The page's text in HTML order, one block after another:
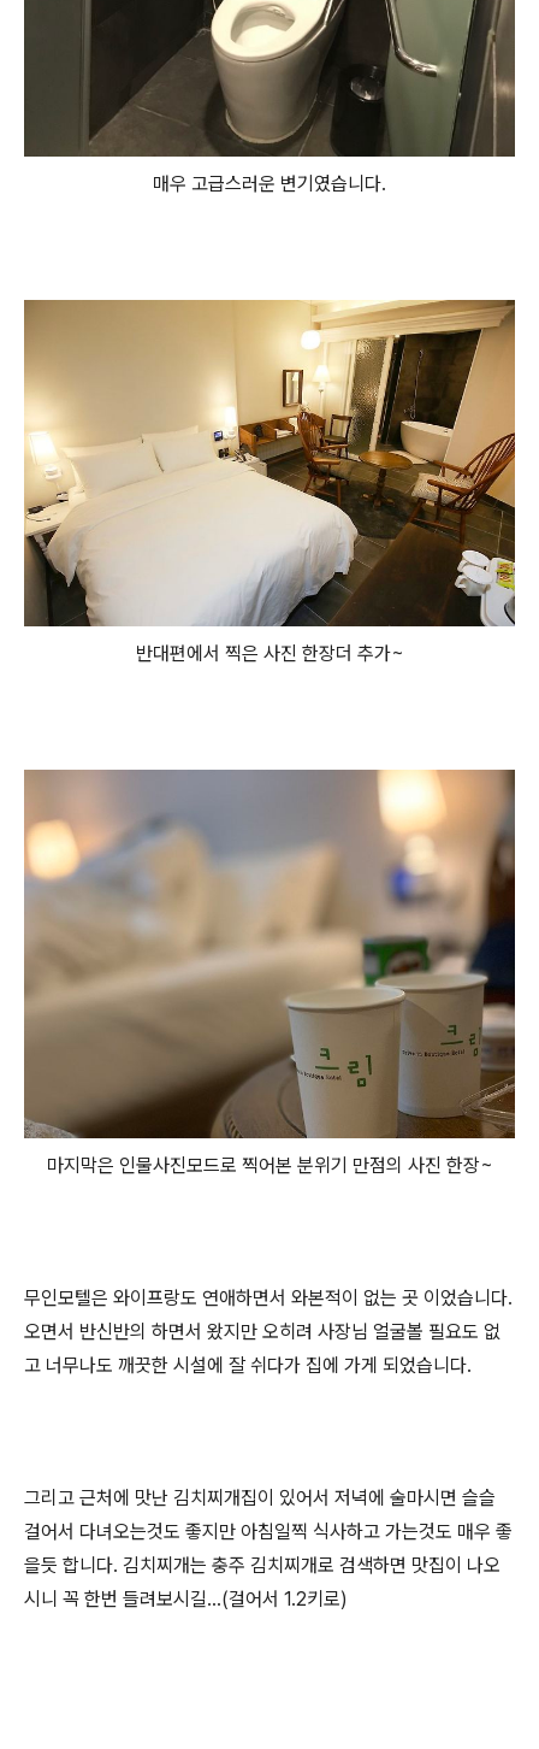
매우 고급스러운 변기였습니다.
반대편에서 찍은 사진 한장더 추가~
마지막은 인물사진모드로 찍어본 분위기 만점의 사진 한장~
무인모텔은 와이프랑도 연애하면서 와본적이 없는 곳 이었습니다.
오면서 반신반의 하면서 왔지만 오히려 사장님 얼굴볼 필요도 없
고 너무나도 깨끗한 시설에 잘 쉬다가 집에 가게 되었습니다.
그리고 근처에 맛난 김치찌개집이 있어서 저녁에 술마시면 슬슬
걸어서 다녀오는것도 좋지만 아침일찍 식사하고 가는것도 매우 좋
을듯 합니다. 김치찌개는 충주 김치찌개로 검색하면 맛집이 나오
시니 꼭 한번 들려보시길...(걸어서 1.2키로)